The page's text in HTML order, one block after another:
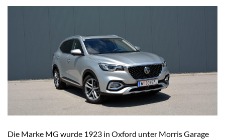
Die Marke MG wurde 1923 in Oxford unter Morris Garage